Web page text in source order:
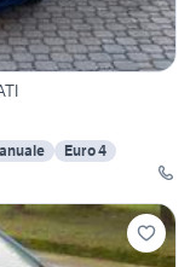
Euro 4